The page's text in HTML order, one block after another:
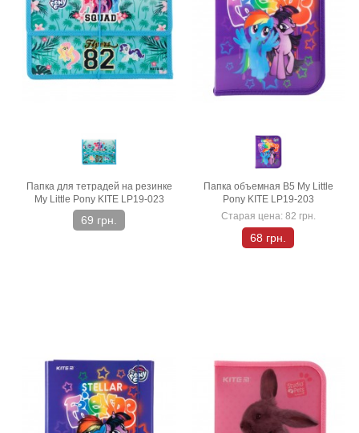
Папка для тетрадей на резинке
My Little Pony KITE LP19-023
69 грн.
Папка объемная В5 My Little
Pony KITE LP19-203
Старая цена: 82 грн.
68 грн.